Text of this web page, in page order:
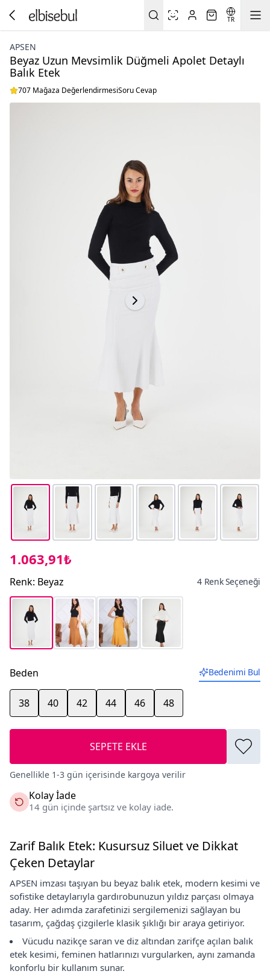
TR
APSEN
Beyaz Uzun Mevsimlik Düğmeli Apolet Detaylı
Balık Etek
707 Mağaza DeğerlendirmesiSoru Cevap
1.063,91₺
Renk: Beyaz 4 Renk Seçeneği
Beden Bedenimi Bul
38 40 42 44 46 48
SEPETE EKLE
Genellikle 1-3 gün içerisinde kargoya verilir
Kolay İade
14 gün içinde şartsız ve kolay iade.
Zarif Balık Etek: Kusursuz Siluet ve Dikkat
Çeken Detaylar
APSEN imzası taşıyan bu beyaz balık etek, modern kesimi ve
sofistike detaylarıyla gardırobunuzun yıldız parçası olmaya
aday. Her adımda zarafetinizi sergilemenizi sağlayan bu
tasarım, çağdaş çizgilerle klasik şıklığı bir araya getiriyor.
Vücudu nazikçe saran ve diz altından zarifçe açılan balık
etek kesimi, feminen hatlarınızı vurgularken, aynı zamanda
konforlu bir kullanım sunar.